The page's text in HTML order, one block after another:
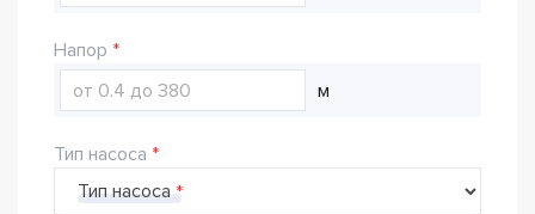
Напор
м
Тип насоса
Тип насоса